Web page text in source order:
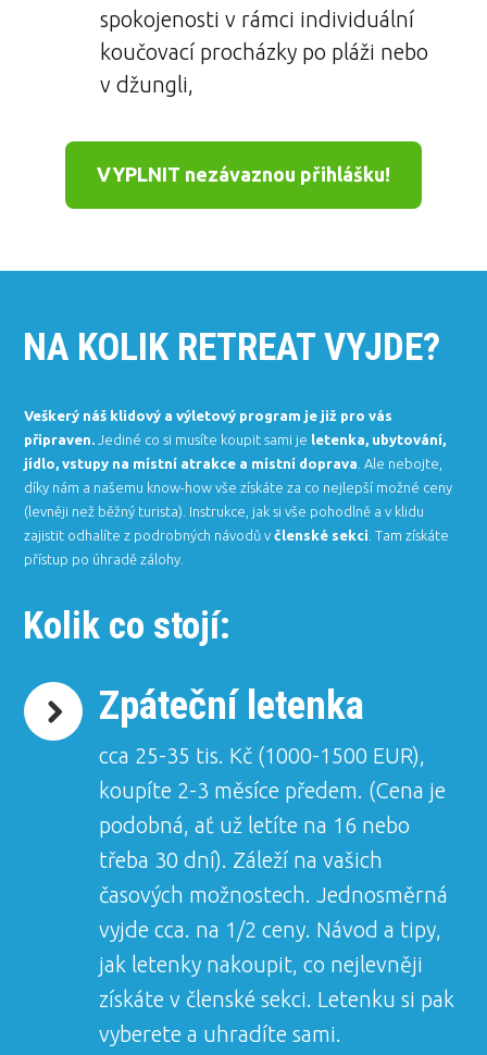
spokojenosti v rámci individuální
koučovací procházky po pláži nebo
v džungli,
VYPLNIT nezávaznou přihlášku!
NA KOLIK RETREAT VYJDE?
Veškerý náš klidový a výletový program je již pro vás
připraven. Jediné co si musíte koupit sami je letenka, ubytování,
jídlo, vstupy na místní atrakce a místní doprava . Ale nebojte,
díky nám a našemu know-how vše získáte za co nejlepší možné ceny
(levněji než běžný turista). Instrukce, jak si vše pohodlně a v klidu
zajistit odhalíte z podrobných návodů včlenské sekci . Tam získáte
přístup po úhradě zálohy.
Kolik co stojí:
Zpáteční letenka
cca 25-35 tis. Kč (1000-1500 EUR),
koupíte 2-3 měsíce předem. (Cena je
podobná, ať už letíte na 16 nebo
třeba 30 dní). Záleží na vašich
časových možnostech. Jednosměrná
vyjde cca. na 1/2 ceny. Návod a tipy,
jak letenky nakoupit, co nejlevněji
získáte v členské sekci. Letenku si pak
vyberete a uhradíte sami.